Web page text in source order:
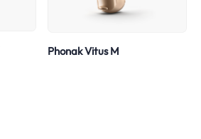
Phonak Vitus M